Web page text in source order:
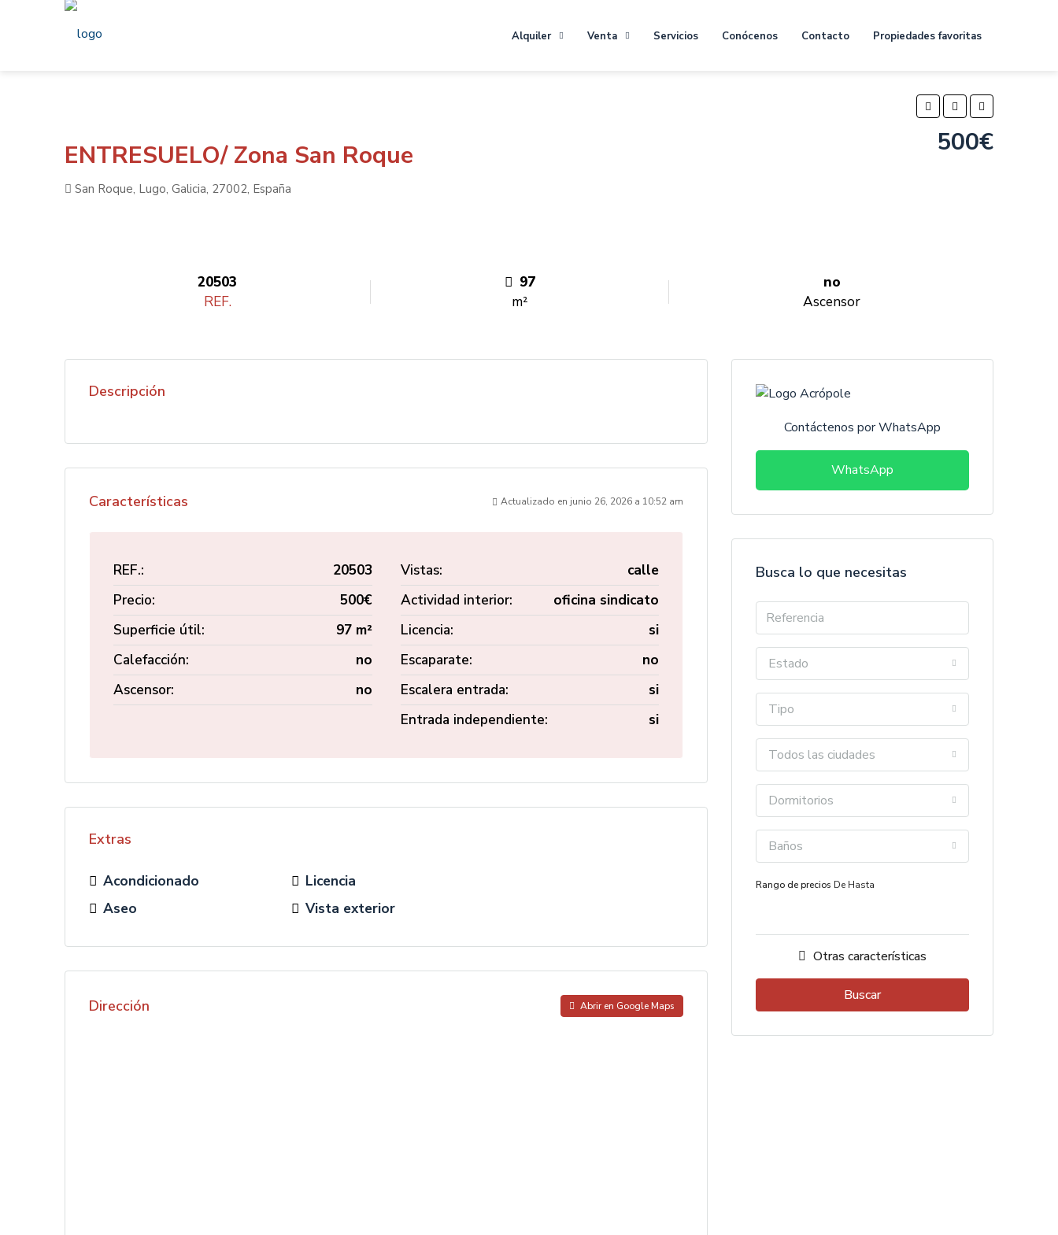
Alquiler Venta Servicios Conócenos Contacto Propiedades favoritas
ENTRESUELO/ Zona San Roque 500€
San Roque, Lugo, Galicia, 27002, España
20503
REF.
97
m²
no
Ascensor
Descripción
Características Actualizado en junio 26, 2026 a 10:52 am
REF.:
20503
Precio:
500€
Superficie útil:
97 m²
Calefacción:
no
Ascensor:
no
Vistas:
calle
Actividad interior:
oficina sindicato
Licencia:
si
Escaparate:
no
Escalera entrada:
si
Entrada independiente:
si
Extras
Acondicionado
Aseo
Licencia
Vista exterior
Dirección Abrir en Google Maps
Contáctenos por WhatsApp
WhatsApp
Busca lo que necesitas
Estado
Tipo
Todos las ciudades
Dormitorios
Baños
Rango de precios De Hasta
Otras características
Buscar